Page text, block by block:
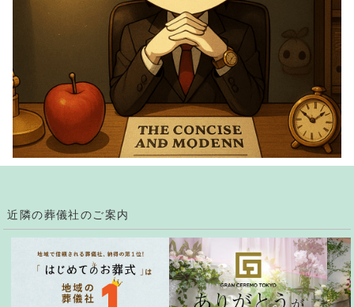
近隣の葬儀社のご案内